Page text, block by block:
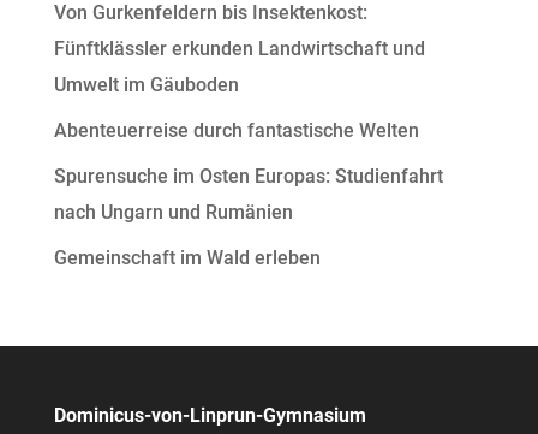
Von Gurkenfeldern bis Insektenkost:
Fünftklässler erkunden Landwirtschaft und
Umwelt im Gäuboden
Abenteuerreise durch fantastische Welten
Spurensuche im Osten Europas: Studienfahrt
nach Ungarn und Rumänien
Gemeinschaft im Wald erleben
Dominicus-von-Linprun-Gymnasium